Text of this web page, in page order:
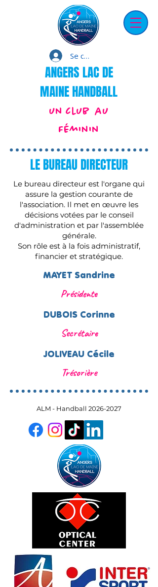
Se connecter
ANGERS LAC DE
MAINE HANDBALL
un club au
Féminin
LE BUREAU DIRECTEUR
Le bureau directeur est l'organe qui
assure la gestion courante de
l'association. Il met en œuvre les
décisions votées par le conseil
d'administration et par l'assemblée
générale.
Son rôle est à la fois administratif,
financier et stratégique.
MAYET Sandrine
Présidente
DUBOIS Corinne
Secrétaire
JOLIVEAU Cécile
Trésorière
ALM - Handball 2026-2027